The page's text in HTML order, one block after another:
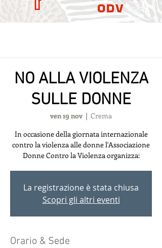
NO ALLA VIOLENZA
SULLE DONNE
ven 19 nov
  |
Crema
In occasione della giornata internazionale
contro la violenza alle donne l'Associazione
Donne Contro la Violenza organizza:
La registrazione è stata chiusa
Scopri gli altri eventi
Orario & Sede